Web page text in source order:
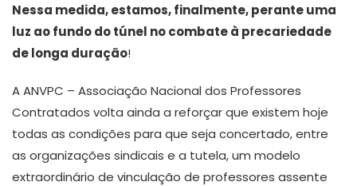
Nessa medida, estamos, finalmente, perante uma
luz ao fundo do túnel no combate à precariedade
de longa duração!
A ANVPC – Associação Nacional dos Professores
Contratados volta ainda a reforçar que existem hoje
todas as condições para que seja concertado, entre
as organizações sindicais e a tutela, um modelo
extraordinário de vinculação de professores assente